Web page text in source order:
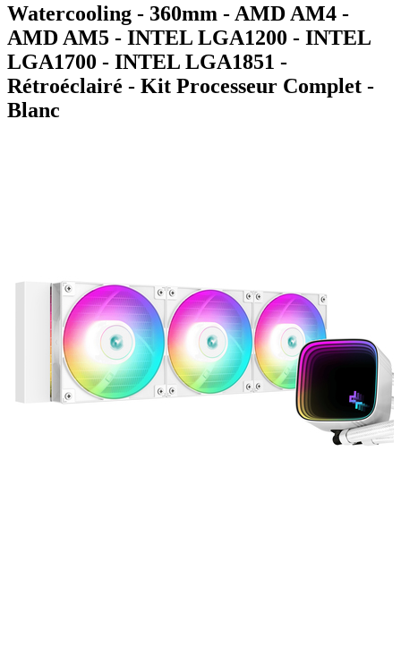
Watercooling - 360mm - AMD AM4 -
AMD AM5 - INTEL LGA1200 - INTEL
LGA1700 - INTEL LGA1851 -
Rétroéclairé - Kit Processeur Complet -
Blanc